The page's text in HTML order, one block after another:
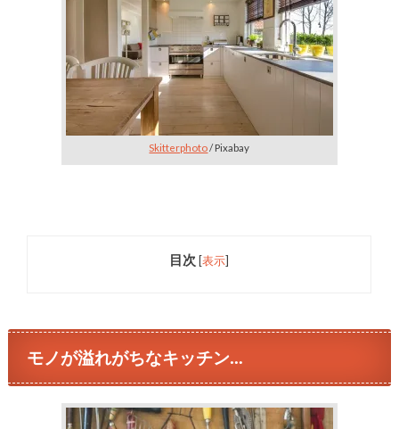
Skitterphoto/ Pixabay
目次 [表示]
モノが溢れがちなキッチン…